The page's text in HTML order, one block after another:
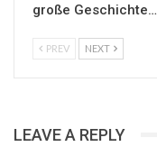
große Geschichte…
PREV NEXT
LEAVE A REPLY